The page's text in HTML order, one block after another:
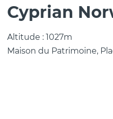
Cyprian
Altitude : 1027m
Maison du Patrimoine,